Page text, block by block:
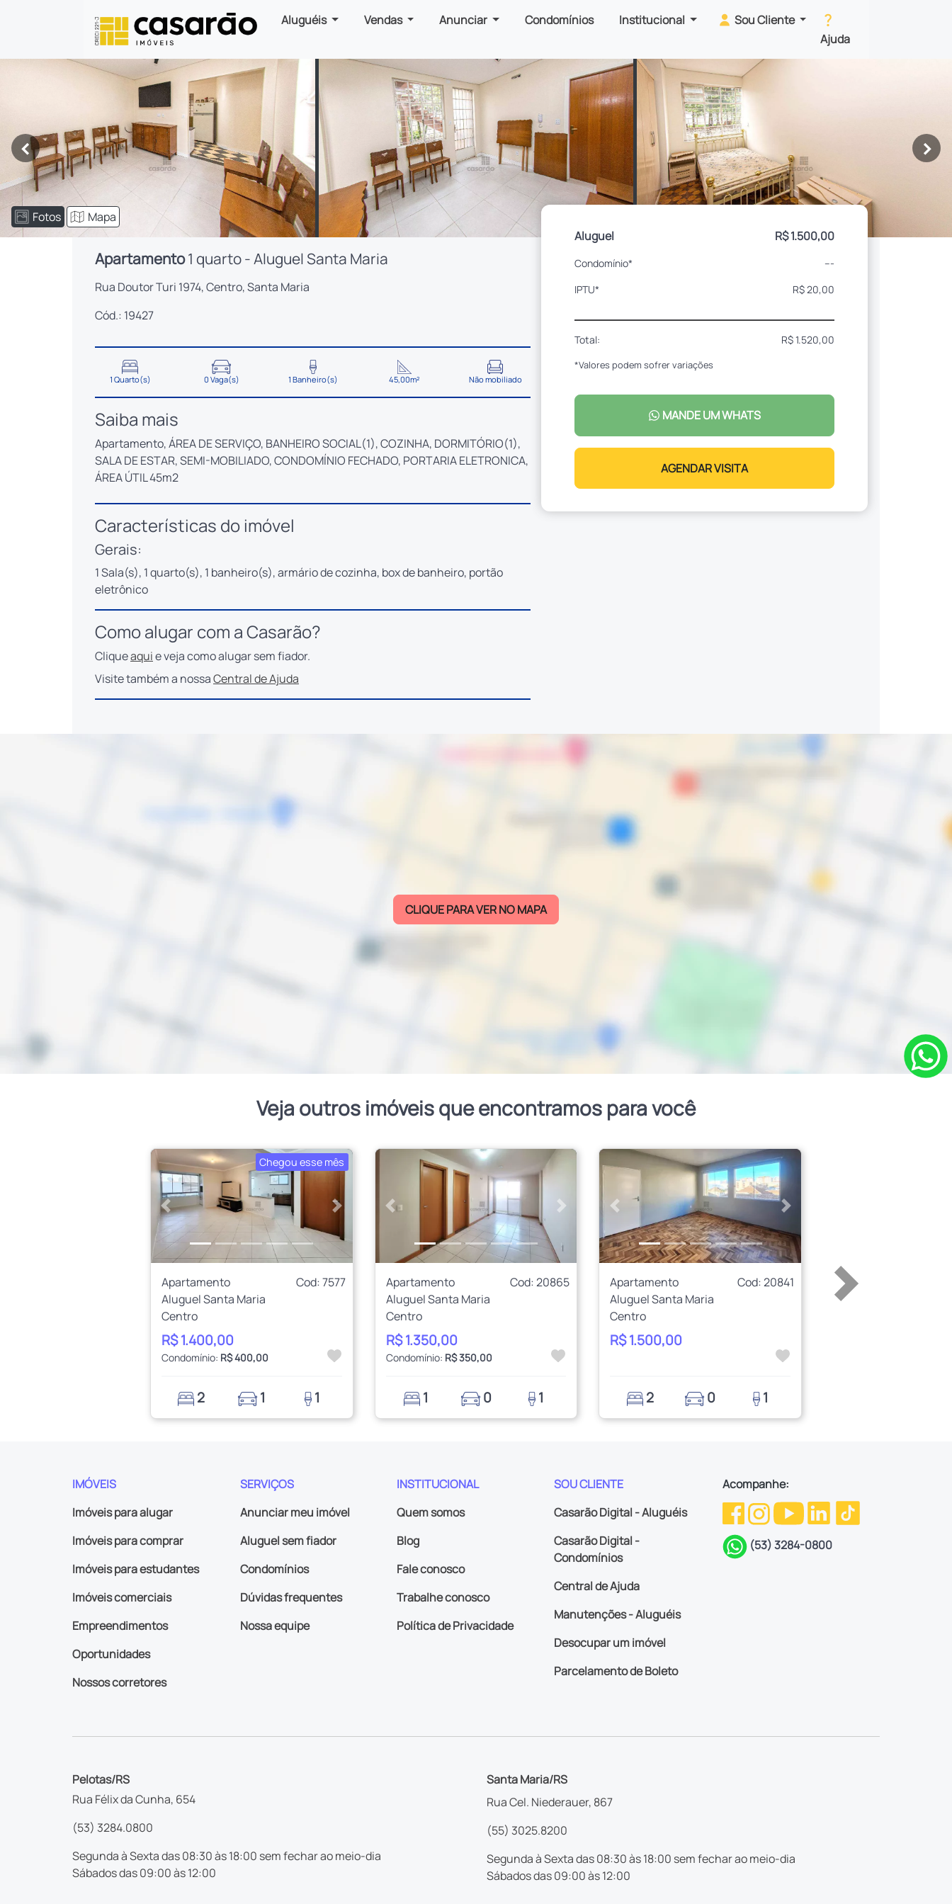
Aluguéis Vendas Anunciar Condomínios Institucional
Sou Cliente
Ajuda
< >
Fotos Mapa
Apartamento1 quarto - Aluguel Santa Maria
Rua Doutor Turi 1974, Centro, Santa Maria
Cód.: 19427
1 Quarto(s) 0 Vaga(s) 1 Banheiro(s) 45,00m² Não mobiliado
Saiba mais
Apartamento, ÁREA DE SERVIÇO, BANHEIRO SOCIAL(1), COZINHA, DORMITÓRIO(1),
SALA DE ESTAR, SEMI-MOBILIADO, CONDOMÍNIO FECHADO, PORTARIA ELETRONICA,
ÁREA ÚTIL 45m2
Características do imóvel
Gerais:
1 Sala(s), 1 quarto(s), 1 banheiro(s), armário de cozinha, box de banheiro, portão
eletrônico
Como alugar com a Casarão?
Cliqueaquie veja como alugar sem fiador.
Visite também a nossaCentral de Ajuda
Aluguel R$ 1.500,00
Condomínio*
---
IPTU*
R$ 20,00
Total: R$ 1.520,00
*Valores podem sofrer variações
MANDE UM WHATS
AGENDAR VISITA
CLIQUE PARA VER NO MAPA
Veja outros imóveis que encontramos para você
Chegou esse mês
Anterior Próximo
Apartamento
Cod: 7577
Aluguel Santa Maria
Centro
R$ 1.400,00
Condomínio: R$ 400,00
2 1 1
Anterior Próximo
Apartamento
Cod: 20865
Aluguel Santa Maria
Centro
R$ 1.350,00
Condomínio: R$ 350,00
1 0 1
Anterior Próximo
Apartamento
Cod: 20841
Aluguel Santa Maria
Centro
R$ 1.500,00
2 0 1
IMÓVEIS
Imóveis para alugar
Imóveis para comprar
Imóveis para estudantes
Imóveis comerciais
Empreendimentos
Oportunidades
Nossos corretores
SERVIÇOS
Anunciar meu imóvel
Aluguel sem fiador
Condomínios
Dúvidas frequentes
Nossa equipe
INSTITUCIONAL
Quem somos
Blog
Fale conosco
Trabalhe conosco
Política de Privacidade
SOU CLIENTE
Casarão Digital - Aluguéis
Casarão Digital -
Condomínios
Central de Ajuda
Manutenções - Aluguéis
Desocupar um imóvel
Parcelamento de Boleto
Acompanhe:
(53) 3284-0800
Pelotas/RS
Rua Félix da Cunha, 654
(53) 3284.0800
Segunda à Sexta das 08:30 às 18:00 sem fechar ao meio-dia
Sábados das 09:00 às 12:00
Santa Maria/RS
Rua Cel. Niederauer, 867
(55) 3025.8200
Segunda à Sexta das 08:30 às 18:00 sem fechar ao meio-dia
Sábados das 09:00 às 12:00